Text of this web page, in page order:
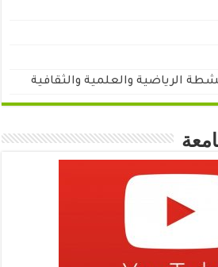
الرياضية والعلمية والثقافية